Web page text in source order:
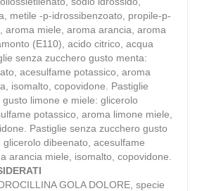
metile -p-idrossibenzoato, propile-p-
aroma miele, aroma arancia, aroma
(E110), acido citrico, acqua
senza zucchero gusto menta:
acesulfame potassico, aroma
isomalto, copovidone. Pastiglie
limone e miele: glicerolo
potassico, aroma limone miele,
Pastiglie senza zucchero gusto
dibeenato, acesulfame
arancia miele, isomalto, copovidone.
GOLA DOLORE, specie